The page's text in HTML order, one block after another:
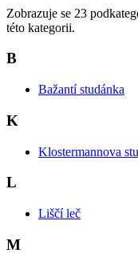
Zobrazuje se 23
této kategorii.
B
Bažantí studánka
K
Klostermannova
L
Liščí leč
M